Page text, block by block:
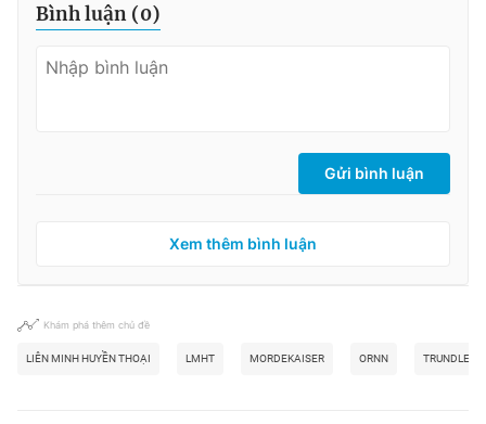
Bình luận (0)
Gửi bình luận
Xem thêm bình luận
Khám phá thêm chủ đề
LIÊN MINH HUYỀN THOẠI LMHT MORDEKAISER ORNN TRUNDLE